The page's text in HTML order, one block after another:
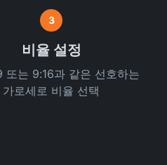
3
비율 설정
또는 9:16과 같은 선호하는
가로세로 비율 선택